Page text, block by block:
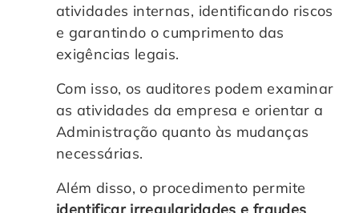
atividades internas, identificando riscos
e garantindo o cumprimento das
exigências legais.
Com isso, os auditores podem examinar
as atividades da empresa e orientar a
Administração quanto às mudanças
necessárias.
Além disso, o procedimento permite